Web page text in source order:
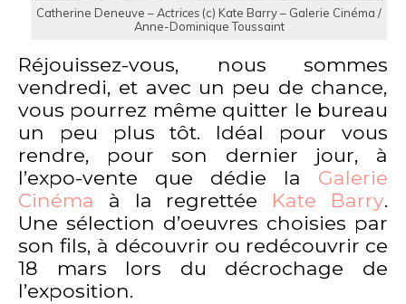
Catherine Deneuve –Actrices (c) Kate Barry – Galerie Cinéma /
Anne-Dominique Toussaint
Réjouissez-vous, nous sommes
vendredi, et avec un peu de chance,
vous pourrez même quitter le bureau
un peu plus tôt. Idéal pour vous
rendre, pour son dernier jour, à
l’expo-vente que dédie la Galerie
Cinéma à la regrettée Kate Barry.
Une sélection d’oeuvres choisies par
son fils, à découvrir ou redécouvrir ce
18 mars lors du décrochage de
l’exposition.